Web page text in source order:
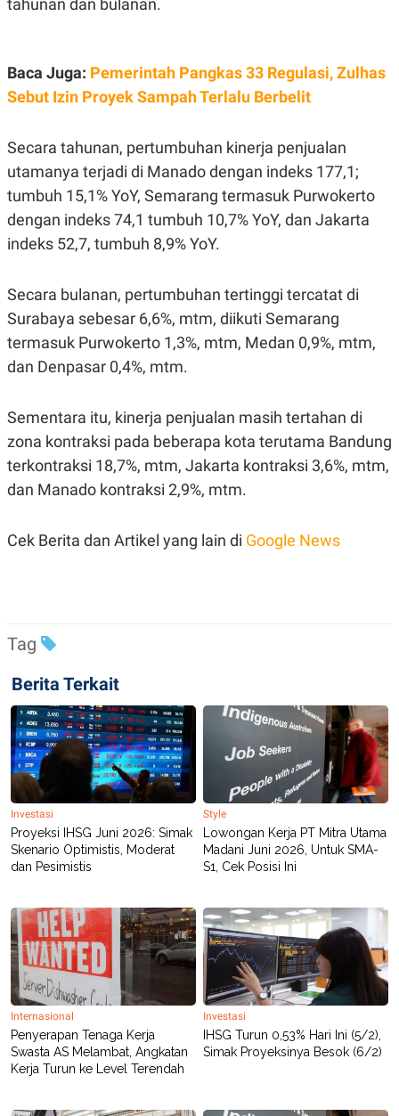
C
Y
L
.
D
N
G
A
A
N
C
A
N
E
J
E
M
I
N
P
A
P
D
V
I
I
N
K
E
SITEMAP PROFILE TERM
OF
USE
PEDOMAN
PEMBERITAAN
SIBER
PRIVACY
POLICY
tahunan dan bulanan.
Baca Juga: Pemerintah Pangkas 33 Regulasi, Zulhas
Sebut Izin Proyek Sampah Terlalu Berbelit
Secara tahunan, pertumbuhan kinerja penjualan
utamanya terjadi di Manado dengan indeks 177,1;
tumbuh 15,1% YoY, Semarang termasuk Purwokerto
dengan indeks 74,1 tumbuh 10,7% YoY, dan Jakarta
indeks 52,7, tumbuh 8,9% YoY.
Secara bulanan, pertumbuhan tertinggi tercatat di
Surabaya sebesar 6,6%, mtm, diikuti Semarang
termasuk Purwokerto 1,3%, mtm, Medan 0,9%, mtm,
dan Denpasar 0,4%, mtm.
Sementara itu, kinerja penjualan masih tertahan di
zona kontraksi pada beberapa kota terutama Bandung
terkontraksi 18,7%, mtm, Jakarta kontraksi 3,6%, mtm,
dan Manado kontraksi 2,9%, mtm.
Cek Berita dan Artikel yang lain di Google News
Tag
Berita Terkait
Investasi
Proyeksi IHSG Juni 2026: Simak
Skenario Optimistis, Moderat
dan Pesimistis
Style
Lowongan Kerja PT Mitra Utama
Madani Juni 2026, Untuk SMA-
S1, Cek Posisi Ini
Internasional
Penyerapan Tenaga Kerja
Swasta AS Melambat, Angkatan
Kerja Turun ke Level Terendah
Investasi
IHSG Turun 0,53% Hari Ini (5/2),
Simak Proyeksinya Besok (6/2)